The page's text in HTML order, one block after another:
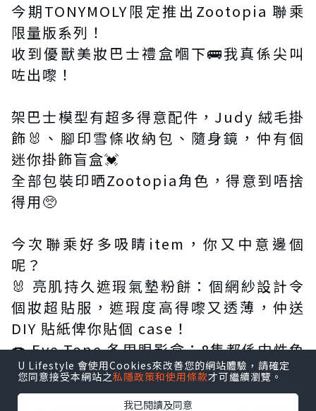
今期TONYMOLY限定推出Zootopia 聯乘
限量版系列！
收到優獸美妝巴士禮盒嗰下🚌我真係尖叫
咗出嚟！
架巴士模型有超多得意配件，Judy 絨毛掛
飾🐰、腳印雪條收納包、隨身鏡，仲有個
迷你掛飾盲盒💓
全部包裝印晒Zootopia角色，得意到唔捨
得用🥺
今次聯乘好多吸睛item，你又中意邊個
呢？
🐰 亮肌持久遮瑕氣墊粉餅：個網紗設計令
個妝超貼服，遮瑕度高得嚟又透薄，仲送
DIY 貼紙俾你貼個 case！
🍩 Eye Tone 冬甩眼影盒：8隻都係中性色
調，眼影、胭脂、陰影、臥蠶，一盒搞
掂！
U Lifestyle 會使用Cookies來改善您的網站體驗，請確定
您同意接受本網站之私隱政策和使用條款才可繼續瀏覽。
我已閱讀及同意